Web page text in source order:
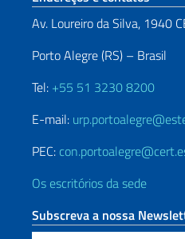
Av. Loureiro da Silva, 1940
Porto Alegre (RS) – Brasil
Tel: +55 51 3230 8200
E-mail:
PEC:
Os escritórios da sede
Subscreva a nossa